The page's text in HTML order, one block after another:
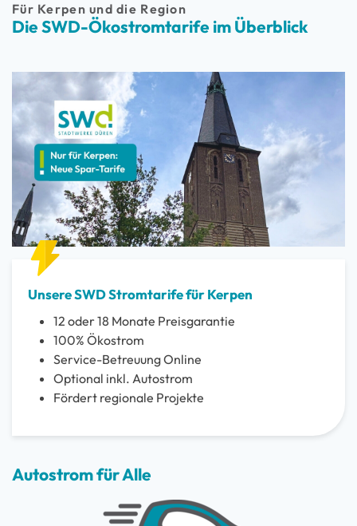
Die SWD-Ökostromtarife im Überblick
Für Kerpen und die Region
Unsere SWD Stromtarife für Kerpen
12 oder 18 Monate Preisgarantie
100% Ökostrom
Service-Betreuung Online
Optional inkl. Autostrom
Fördert regionale Projekte
Autostrom für Alle